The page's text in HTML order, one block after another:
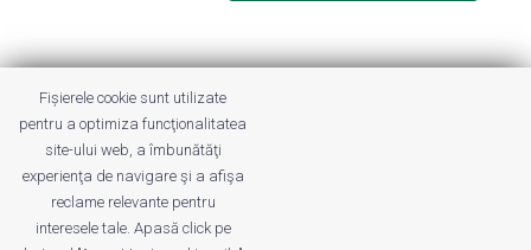
This site uses Akismet to reduce spam.
Learn how your comment data is
processed.
Fișierele cookie sunt utilizate
pentru a optimiza funcţionalitatea
site-ului web, a îmbunătăţi
experienţa de navigare şi a afişa
reclame relevante pentru
interesele tale. Apasă click pe